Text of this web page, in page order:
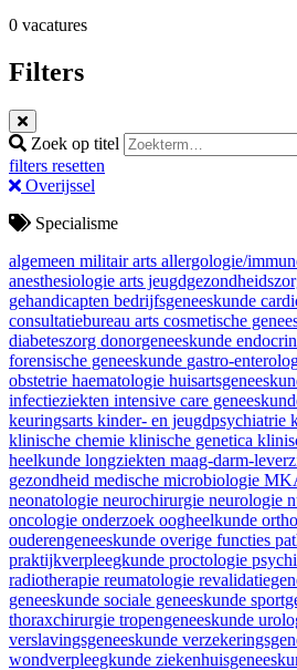
0 vacatures
Filters
Zoek op titel
filters resetten
Overijssel
Specialisme
algemeen militair arts allergologie/
anesthesiologie arts
gehandicapten bedrijfsgeneeskunde
consultatiebureau arts cosmetische
diabeteszorg donorgeneeskunde
forensische geneeskunde gastro-
obstetrie haematologie
infectieziekten intensive care
keuringsarts kinder- en jeugdpsychiatrie
klinische chemie klinische genetica
heelkunde longziekten maag-darm-
gezondheid medische microbiologie
neonatologie neurochirurgie neurologie
oncologie onderzoek oogheelkunde
ouderengeneeskunde overige functies
praktijkverpleegkunde proctologie
radiotherapie reumatologie
geneeskunde sociale geneeskunde
thoraxchirurgie tropengeneeskunde
verslavingsgeneeskunde
wondverpleegkunde